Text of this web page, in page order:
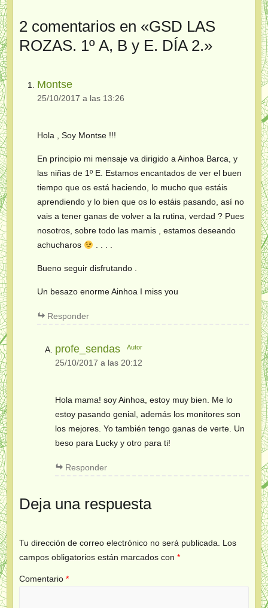
2 comentarios en «GSD LAS
ROZAS. 1º A, B y E. DÍA 2.»
Montse
25/10/2017 a las 13:26
Hola , Soy Montse !!!
En principio mi mensaje va dirigido a Ainhoa Barca, y
las niñas de 1º E. Estamos encantados de ver el buen
tiempo que os está haciendo, lo mucho que estáis
aprendiendo y lo bien que os lo estáis pasando, así no
vais a tener ganas de volver a la rutina, verdad ? Pues
nosotros, sobre todo las mamis , estamos deseando
achucharos
. . . .
Bueno seguir disfrutando .
Un besazo enorme Ainhoa I miss you
Responder
profe_sendas Autor
25/10/2017 a las 20:12
Hola mama! soy Ainhoa, estoy muy bien. Me lo
estoy pasando genial, además los monitores son
los mejores. Yo también tengo ganas de verte. Un
beso para Lucky y otro para ti!
Responder
Deja una respuesta
Tu dirección de correo electrónico no será publicada.
Los
campos obligatorios están marcados con *
Comentario *